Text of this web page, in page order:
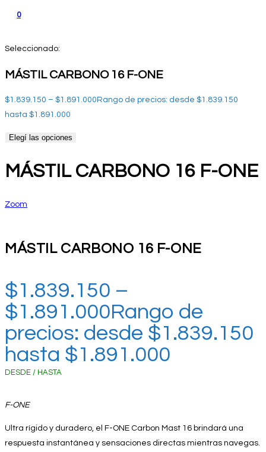
0
Seleccionado:
MÁSTIL CARBONO 16 F-ONE
$1.839.150 – $1.891.000 Rango de precios: desde $1.839.150
hasta $1.891.000
Elegí las opciones
MÁSTIL CARBONO 16 F-ONE
Zoom
MÁSTIL CARBONO 16 F-ONE
$1.839.150 –
$1.891.000Rango de
precios: desde $1.839.150
hasta $1.891.000
DESDE / HASTA
F-ONE
Ultra rígido y duradero, el F-ONE Carbon Mast 16 brindará una
respuesta instantánea y sensaciones directas mientras navegas.